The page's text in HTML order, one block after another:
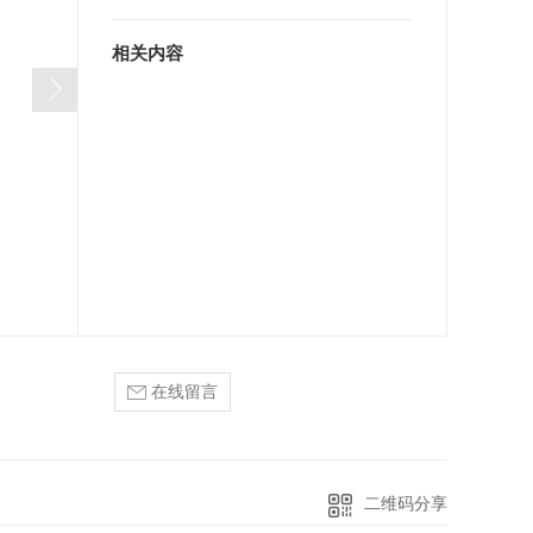
相关内容
在线留言
二维码分享